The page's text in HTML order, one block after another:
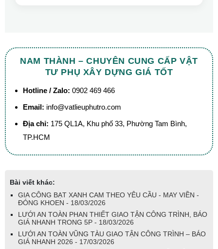
NAM THÀNH – CHUYÊN CUNG CẤP VẬT
TƯ PHỤ XÂY DỰNG GIÁ TỐT
Hotline / Zalo: 0902 469 466
Email: info@vatlieuphutro.com
Địa chỉ: 175 QL1A, Khu phố 33, Phường Tam Bình,
TP.HCM
Bài viết khác:
GIA CÔNG BẠT XANH CAM THEO YÊU CẦU - MAY VIỀN -
ĐÓNG KHOEN - 18/03/2026
LƯỚI AN TOÀN PHAN THIẾT GIAO TẬN CÔNG TRÌNH, BÁO
GIÁ NHANH TRONG 5P - 18/03/2026
LƯỚI AN TOÀN VŨNG TÀU GIAO TẬN CÔNG TRÌNH – BÁO
GIÁ NHANH 2026 - 17/03/2026